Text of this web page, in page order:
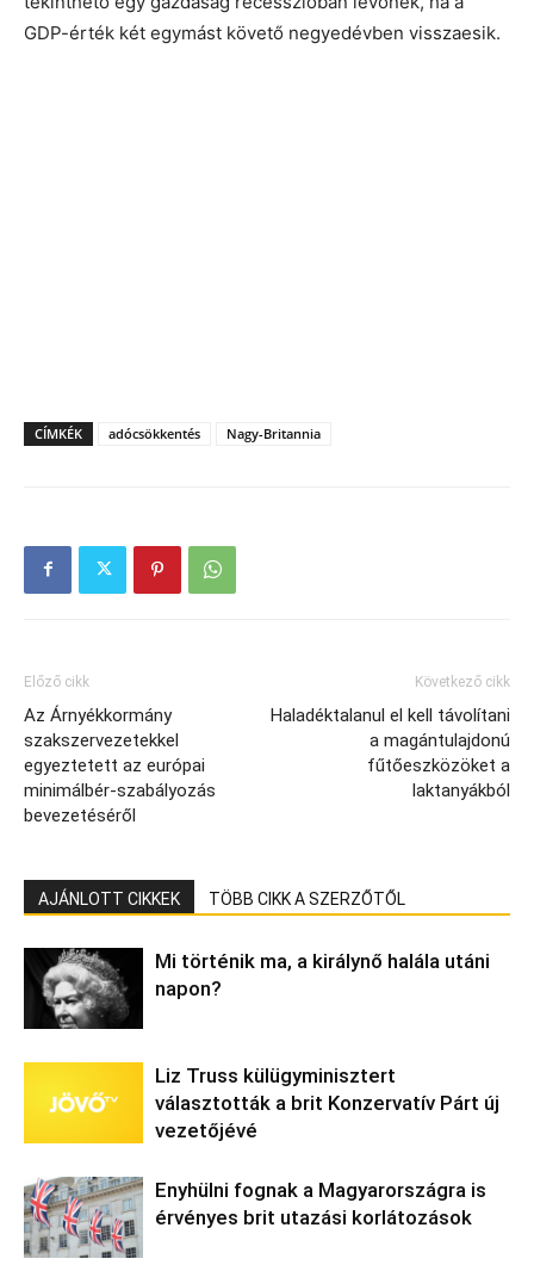
GDP-érték két egymást követő negyedévben visszaesik.
CÍMKÉK adócsökkentés Nagy-Britannia
Előző cikk
Az Árnyékkormány
szakszervezetekkel
egyeztetett az európai
minimálbér-szabályozás
bevezetéséről
Következő cikk
Haladéktalanul el kell távolítani
a magántulajdonú
fűtőeszközöket a
laktanyákból
AJÁNLOTT CIKKEK TÖBB CIKK A SZERZŐTŐL
Mi történik ma, a királynő halála utáni
napon?
Liz Truss külügyminisztert
választották a brit Konzervatív Párt új
vezetőjévé
Enyhülni fognak a Magyarországra is
érvényes brit utazási korlátozások